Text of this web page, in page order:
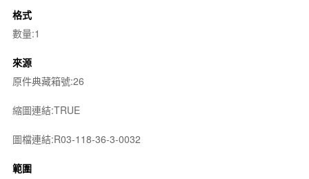
格式
數量:1
來源
原件典藏箱號:26
縮圖連結:TRUE
圖檔連結:R03-118-36-3-0032
範圍